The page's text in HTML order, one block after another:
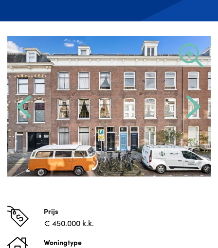
Prijs
€ 450.000 k.k.
Woningtype